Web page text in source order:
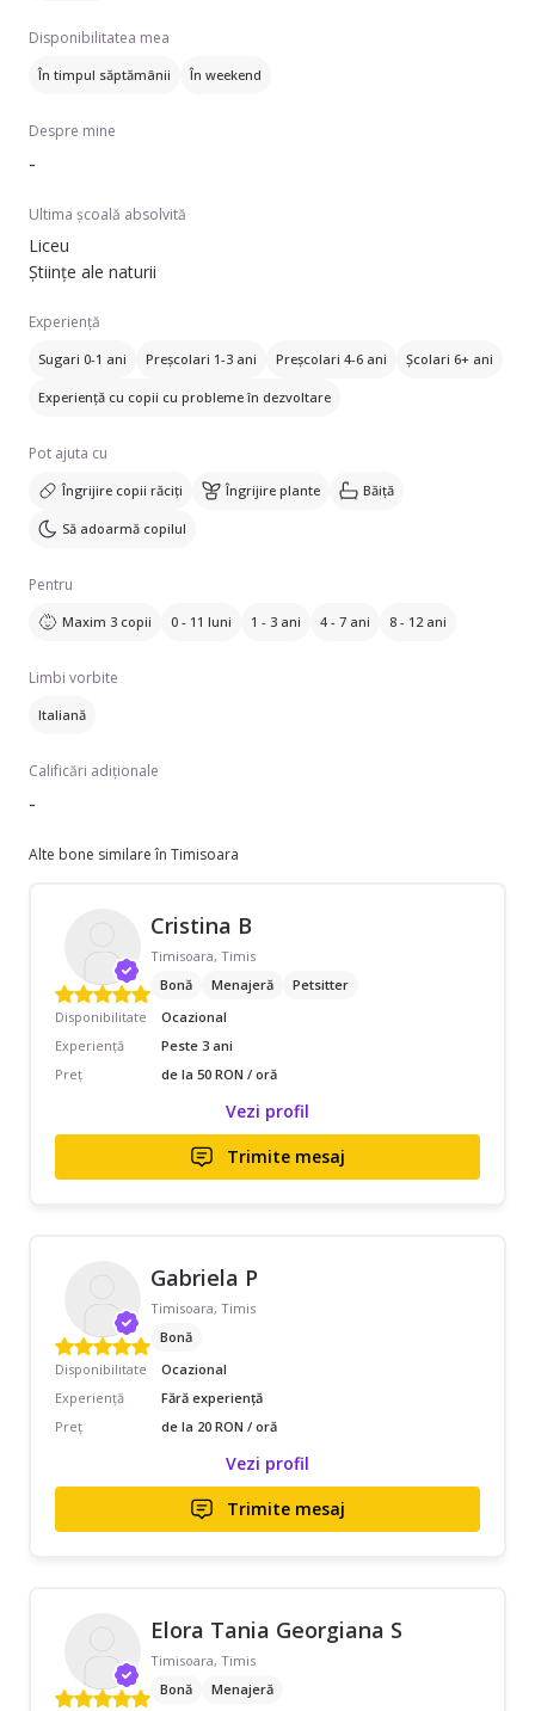
Disponibilitatea mea
În timpul săptămânii În weekend
Despre mine
-
Ultima școală absolvită
Liceu
Științe ale naturii
Experiență
Sugari 0-1 ani Preșcolari 1-3 ani Preșcolari 4-6 ani Școlari 6+ ani
Experiență cu copii cu probleme în dezvoltare
Pot ajuta cu
Îngrijire copii răciți Îngrijire plante Băiță
Să adoarmă copilul
Pentru
Maxim 3 copii 0 - 11 luni 1 - 3 ani 4 - 7 ani 8 - 12 ani
Limbi vorbite
Italiană
Calificări adiționale
-
Alte bone similare în Timisoara
Cristina B
Timisoara, Timis
Bonă
Menajeră
Petsitter
Disponibilitate
Ocazional
Experiență
Peste 3 ani
Preț
de la 50 RON / oră
Vezi profil
Trimite mesaj
Gabriela P
Timisoara, Timis
Bonă
Disponibilitate
Ocazional
Experiență
Fără experiență
Preț
de la 20 RON / oră
Vezi profil
Trimite mesaj
Elora Tania Georgiana S
Timisoara, Timis
Bonă
Menajeră